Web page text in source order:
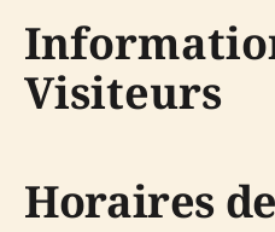
Visiteurs
Horaires